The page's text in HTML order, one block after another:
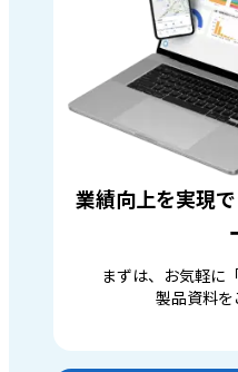
業績向上を実現
まずは、お気軽に
製品資料を